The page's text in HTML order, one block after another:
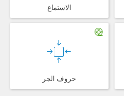
الاستماع
حروف الجر